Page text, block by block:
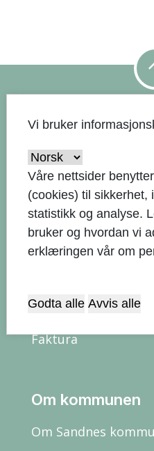
call 51 33 50 00
alternate_email Send e-post
location_on
Rådhuset,
email Postboks 583,
Faktura
Om kommunen
Om Sandnes
Vi bruker
Våre nettsider
(cookies) til sikkerhet,
statistikk og analyse.
bruker og hvordan vi
erklæringen vår om
Godta alle Avvis alle